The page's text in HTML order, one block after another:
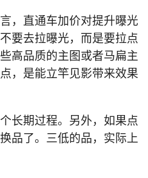
，直通车加价对提升曝光
要去拉曝光，而是要拉点
高品质的主图或者马扁主
，是能立竿见影带来效果
长期过程。另外，如果点
品了。三低的品，实际上